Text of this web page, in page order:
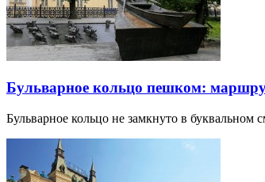
Бульварное кольцо пешком:
Бульварное кольцо не замкнуто в